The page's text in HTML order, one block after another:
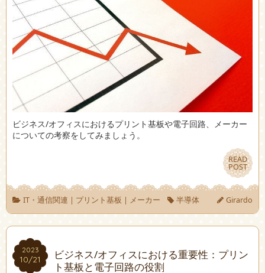
ビジネス/オフィスにおけるプリント基板や電子回路、メーカー
についての考察をしてみましょう。
READ
POST
READ
POST
IT・通信関連 | プリント基板 | メーカー 半導体 Girardo
2023
10/21
2023
10/21
ビジネス/オフィスにおける重要性：プリン
ト基板と電子回路の役割